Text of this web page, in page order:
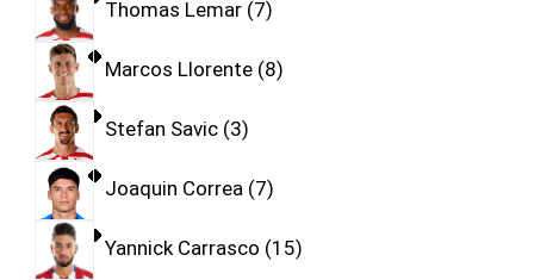
Thomas Lemar 7
Marcos Llorente 8
Stefan Savic 3
Joaquin Correa 7
Yannick Carrasco 15